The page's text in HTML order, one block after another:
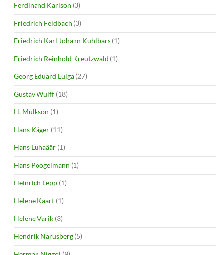
Ferdinand Karlson (3)
Friedrich Feldbach (3)
Friedrich Karl Johann Kuhlbars (1)
Friedrich Reinhold Kreutzwald (1)
Georg Eduard Luiga (27)
Gustav Wulff (18)
H. Mulkson (1)
Hans Käger (11)
Hans Luhaäär (1)
Hans Pöögelmann (1)
Heinrich Lepp (1)
Helene Kaart (1)
Helene Varik (3)
Hendrik Narusberg (5)